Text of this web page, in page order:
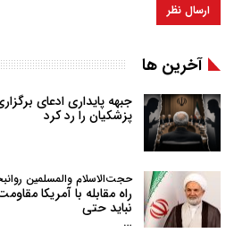
آخرین ها
جبهه پایداری ادعای
پزشکیان را رد کرد
حجت‌الاسلام والمسلمین
راه مقابله با آمریکا
نباید حتی
…